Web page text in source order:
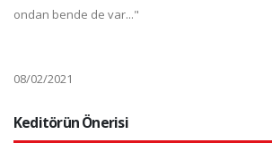
ondan bende de var..."
08/02/2021
Keditörün Önerisi